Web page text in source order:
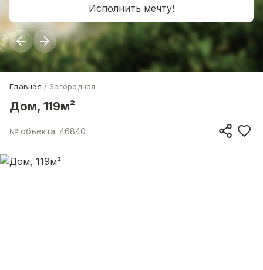
Исполнить мечту!
Главная Загородная
Дом, 119м²
№ объекта: 46840